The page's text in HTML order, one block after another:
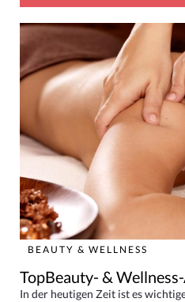
BEAUTY & WELLNESS
TopBeauty- &
In der heutigen Zeit ist es